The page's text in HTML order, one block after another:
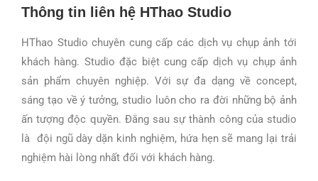
Thông tin liên hệ HThao Studio
HThao Studio chuyên cung cấp các dịch vụ chụp ảnh tới
khách hàng. Studio đặc biệt cung cấp dịch vụ chụp ảnh
sản phẩm chuyên nghiệp. Với sự đa dạng về concept,
sáng tạo về ý tưởng, studio luôn cho ra đời những bộ ảnh
ấn tượng độc quyền. Đằng sau sự thành công của studio
là đội ngũ dày dặn kinh nghiệm, hứa hẹn sẽ mang lại trải
nghiệm hài lòng nhất đối với khách hàng.